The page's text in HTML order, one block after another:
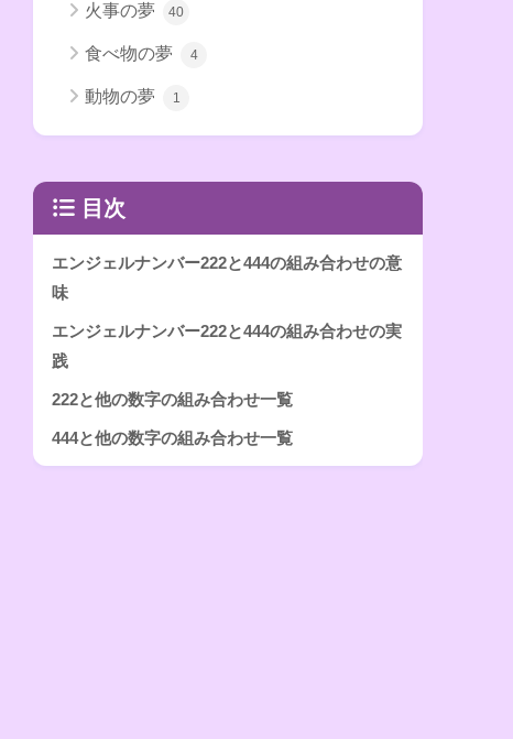
火事の夢 40
食べ物の夢 4
動物の夢 1
目次
エンジェルナンバー222と444の組み合わせの意
味
エンジェルナンバー222と444の組み合わせの実
践
222と他の数字の組み合わせ一覧
444と他の数字の組み合わせ一覧